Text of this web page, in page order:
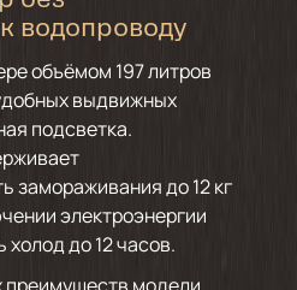
водопроводу
объёмом 197 литров
выдвижных
подсветка.
замораживания до 12 кг
электроэнергии
холод до 12 часов.